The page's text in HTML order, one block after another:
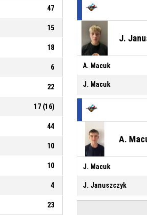
47
15
18
6
22
17 (16)
44
10
10
4
23
J.
A. Macuk
J. Macuk
A.
J. Macuk
J. Januszczyk